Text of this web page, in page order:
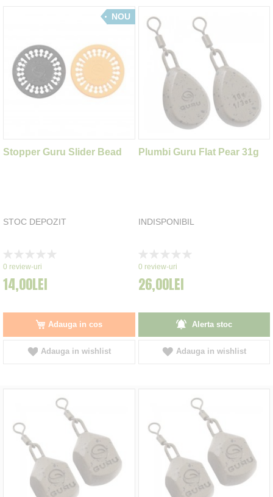
NOU
Stopper Guru Slider Bead
STOC DEPOZIT
0%
0 review-uri
14,00LEI
Adauga in cos
Adauga in wishlist
Plumbi Guru Flat Pear 31g
INDISPONIBIL
0%
0 review-uri
26,00LEI
Alerta stoc
Adauga in wishlist